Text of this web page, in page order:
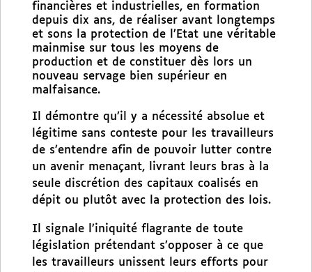
financières et industrielles, en formation
depuis dix ans, de réaliser avant longtemps
et sons la protection de l’Etat une véritable
mainmise sur tous les moyens de
production et de constituer dès lors un
nouveau servage bien supérieur en
malfaisance.
Il démontre qu’il y a nécessité absolue et
légitime sans conteste pour les travailleurs
de s’entendre afin de pouvoir lutter contre
un avenir menaçant, livrant leurs bras à la
seule discrétion des capitaux coalisés en
dépit ou plutôt avec la protection des lois.
Il signale l’iniquité flagrante de toute
législation prétendant s’opposer à ce que
les travailleurs unissent leurs efforts pour